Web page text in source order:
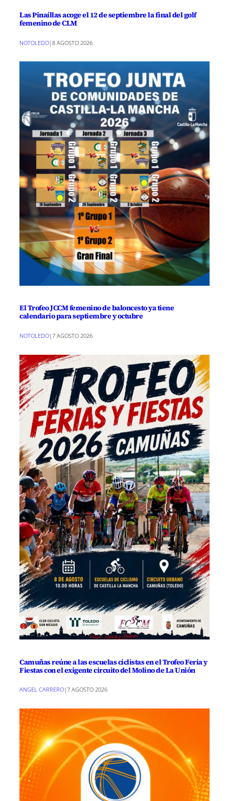
Las Pinaíllas acoge el 12 de septiembre la final del golf
femenino de CLM
NOTOLEDO|8 AGOSTO 2026
El Trofeo JCCM femenino de baloncesto ya tiene
calendario para septiembre y octubre
NOTOLEDO|7 AGOSTO 2026
Camuñas reúne a las escuelas ciclistas en el Trofeo Feria y
Fiestas con el exigente circuito del Molino de La Unión
ANGEL CARRERO|7 AGOSTO 2026